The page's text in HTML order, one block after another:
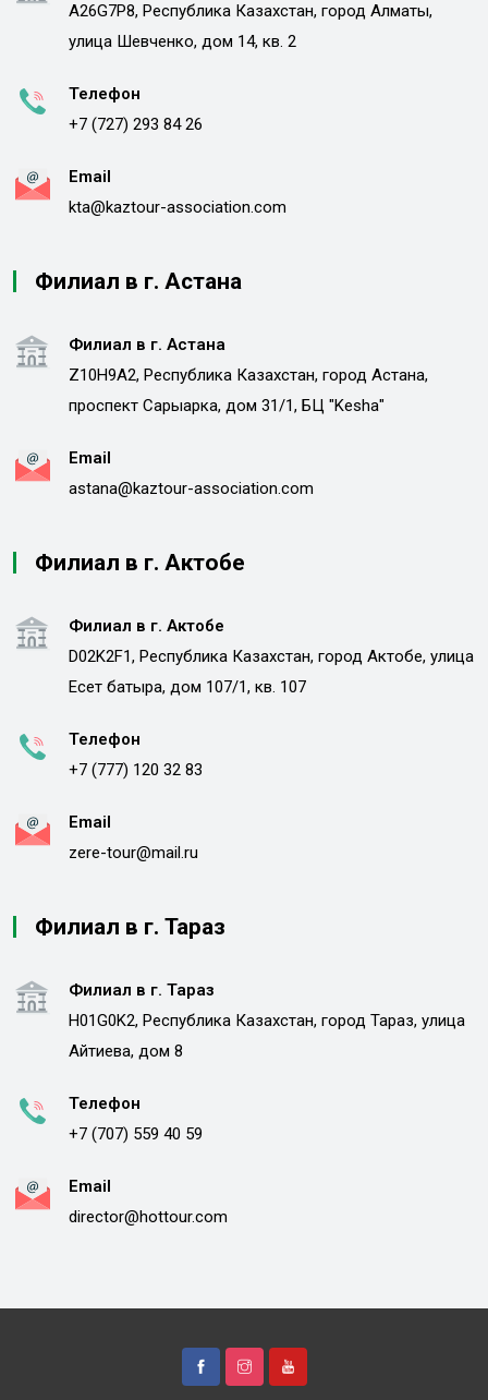
A26G7P8, Республика Казахстан, город Алматы,
улица Шевченко, дом 14, кв. 2
Телефон
+7 (727) 293 84 26
Email
kta@kaztour-association.com
Филиал в г. Астана
Филиал в г. Астана
Z10H9A2, Республика Казахстан, город Астана,
проспект Сарыарка, дом 31/1, БЦ "Kesha"
Email
astana@kaztour-association.com
Филиал в г. Актобе
Филиал в г. Актобе
D02K2F1, Республика Казахстан, город Актобе, улица
Есет батыра, дом 107/1, кв. 107
Телефон
+7 (777) 120 32 83
Email
zere-tour@mail.ru
Филиал в г. Тараз
Филиал в г. Тараз
H01G0K2, Республика Казахстан, город Тараз, улица
Айтиева, дом 8
Телефон
+7 (707) 559 40 59
Email
director@hottour.com